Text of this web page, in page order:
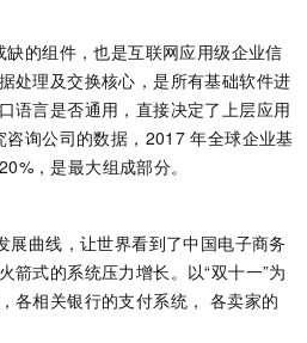
缺的组件，也是互联网应用级企业信
处理及交换核心，是所有基础软件进
语言是否通用，直接决定了上层应用
咨询公司的数据，2017 年全球企业基
20%，是最大组成部分。
展曲线，让世界看到了中国电子商务
式的系统压力增长。以“双十一”为
各相关银行的支付系统， 各卖家的
Wan2.7-T2V
文戏情感细腻自然，动作戏激烈拳拳到肉，实现更强表演能力
大模型原生应用
Qoder HOT
面向真实软件的智能体编程平台
万有无界
云原生的云上边界网络安全防护产品
AI助力短剧漫剧创作，剧本、分镜、视频高效生成
AI 办公
AI智能应用，一键激活高效办公新体验
智能客服
Ubuntu
Red Hat
SUSE
模板建站
服务生态伙伴
高校合作
云工开物
科研合作